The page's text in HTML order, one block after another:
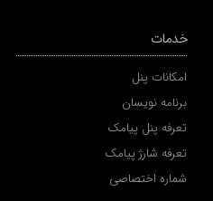
خدمات
امکانات پنل
برنامه نویسان
تعرفه پنل پیامک
تعرفه شارژ پیامک
شماره اختصاصی